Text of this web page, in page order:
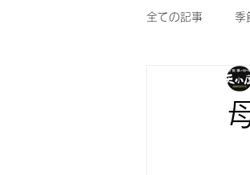
全ての記事 季
デッキワンコ